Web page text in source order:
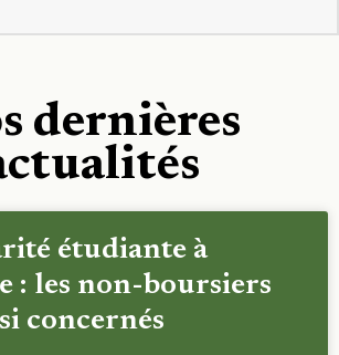
dernières
étudiante à
: les non-boursiers
concernés